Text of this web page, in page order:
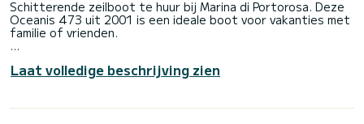
Schitterende zeilboot te huur bij Marina di Portorosa. Deze
Oceanis 473 uit 2001 is een ideale boot voor vakanties met
familie of vrienden.
bootcapaciteit van 10 personen . Met een totale lengte van
14 meter is het uw beste bondgenoot voor een
Marina di Portorosa
Laat volledige beschrijving zien